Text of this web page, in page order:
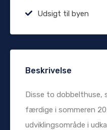
Udsigt til byen
Beskrivelse
Disse to dobbelthuse,
færdige i sommeren
udviklingsområde i